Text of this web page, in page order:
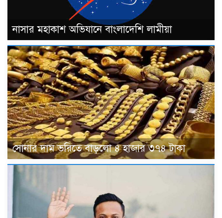
নাসার মহাকাশ অভিযানে বাংলাদেশি লামীয়া
সোনার দাম ভ‌রি‌তে বাড়লো ৪ হাজার ৩৭৪ টাকা